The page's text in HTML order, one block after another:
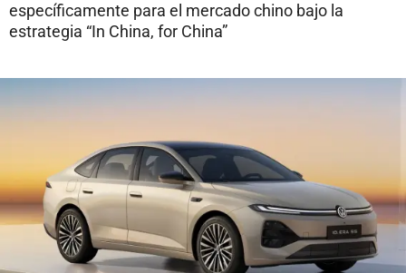
específicamente para el mercado chino bajo la
estrategia “In China, for China”